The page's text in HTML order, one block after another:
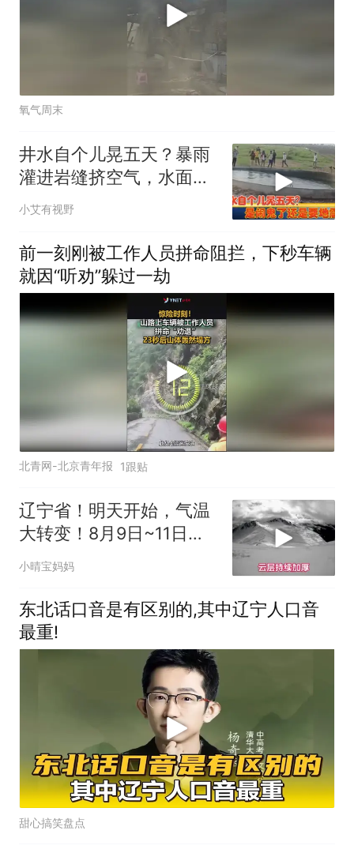
氧气周末
井水自个儿晃五天？暴雨
灌进岩缝挤空气，水面波
浪是地底放屁不是地震
小艾有视野
前一刻刚被工作人员拼命阻拦，下秒车辆
就因“听劝”躲过一劫
北青网-北京青年报 1跟贴
辽宁省！明天开始，气温
大转变！8月9日~11日天
气预报
小晴宝妈妈
东北话口音是有区别的,其中辽宁人口音
最重!
甜心搞笑盘点